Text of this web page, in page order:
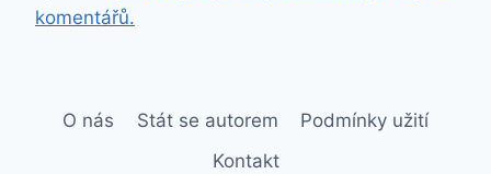
komentářů.
O nás Stát se autorem
Podmínky užití
Kontakt